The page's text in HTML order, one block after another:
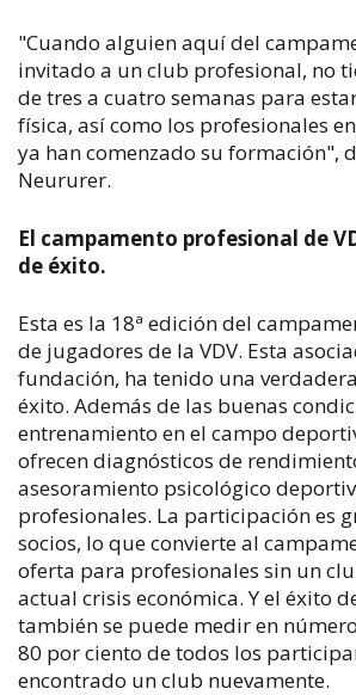
"Cuando alguien aquí del
invitado a un club profesional, no
de tres a cuatro semanas para
física, así como los profesionales
ya han comenzado su formación",
Neururer.
El campamento profesional de
de éxito.
Esta es la 18ª edición del
de jugadores de la VDV. Esta
fundación, ha tenido una
éxito. Además de las buenas
entrenamiento en el campo
ofrecen diagnósticos de
asesoramiento psicológico
profesionales. La participación es
socios, lo que convierte al
oferta para profesionales sin un
actual crisis económica. Y el éxito
también se puede medir en
80 por ciento de todos los
encontrado un club nuevamente.